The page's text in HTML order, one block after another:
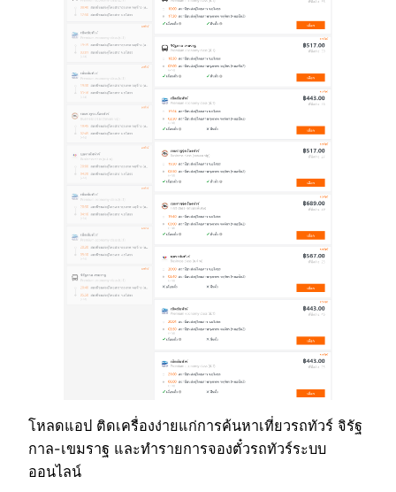
โหลดแอป ติดเครื่องง่ายแก่การค้นหาเที่ยวรถทัวร์ จิรัฐ
กาล-เขมราฐ และทำรายการจองตั๋วรถทัวร์ระบบ
ออนไลน์